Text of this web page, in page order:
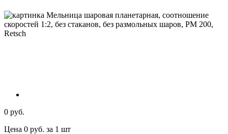
0 руб.
Цена 0 руб. за 1 шт